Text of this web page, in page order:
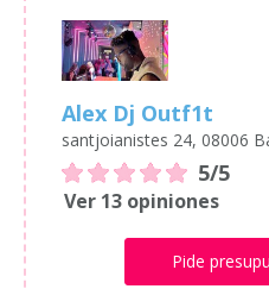
Alex Dj Outf1t
santjoianistes 24, 08006
5/5
Ver 13 opiniones
Pide